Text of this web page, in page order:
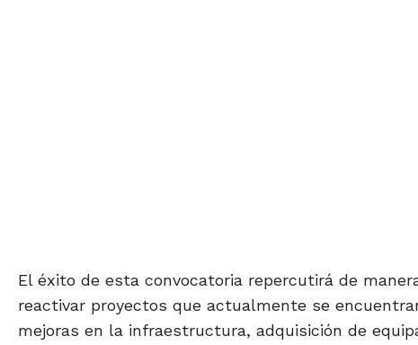
El éxito de esta convocatoria repercutirá de
reactivar proyectos que actualmente se
mejoras en la infraestructura, adquisición de